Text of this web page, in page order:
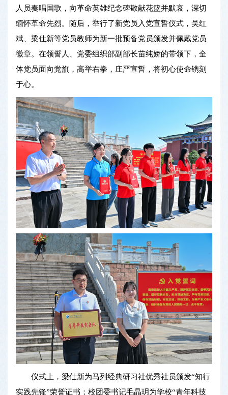
人员奏唱国歌，向革命英雄纪念碑敬献花篮并默哀，深切
缅怀革命先烈。随后，举行了新党员入党宣誓仪式，吴红
斌、梁仕新等党员教师为新一批预备党员颁发并佩戴党员
徽章。在领誓人、党委组织部副部长苗纯娇的带领下，全
体党员面向党旗，高举右拳，庄严宣誓，将初心使命镌刻
于心。
仪式上，梁仕新为马列经典研习社优秀社员颁发“知行
实践先锋”荣誉证书；校团委书记毛晶玥为学校“青年科技